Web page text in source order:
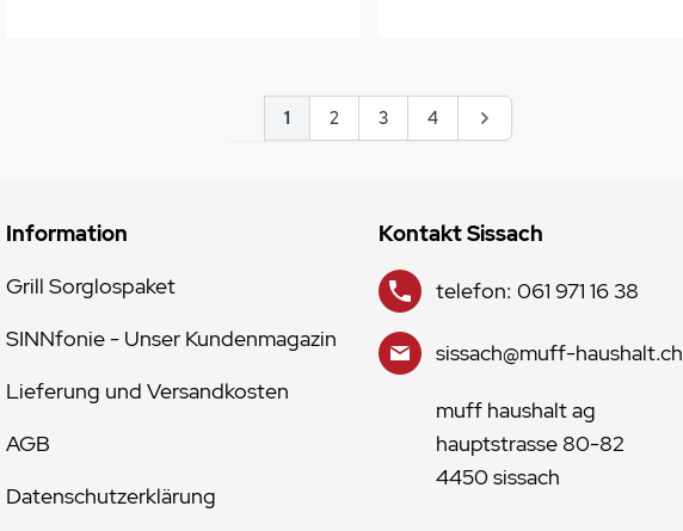
Seite
Sie lesen gerade Seite
1 Seite
2 Seite
3 Seite
4 Seite
Information
Grill Sorglospaket
SINNfonie - Unser Kundenmagazin
Lieferung und Versandkosten
AGB
Datenschutzerklärung
Kontakt Sissach
telefon: 061 971 16 38
sissach@muff-haushalt.ch
muff haushalt ag
hauptstrasse 80-82
4450 sissach